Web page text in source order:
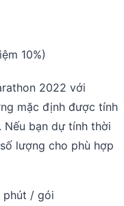
10%)
2022 với
mặc định được tính
bạn dự tính thời
lượng cho phù hợp
phút / gói